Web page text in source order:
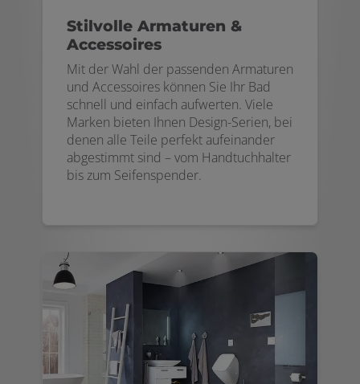
Stilvolle Armaturen &
Accessoires
Mit der Wahl der passenden Armaturen
und Accessoires können Sie Ihr Bad
schnell und einfach aufwerten. Viele
Marken bieten Ihnen Design-Serien, bei
denen alle Teile perfekt aufeinander
abgestimmt sind – vom Handtuchhalter
bis zum Seifenspender.